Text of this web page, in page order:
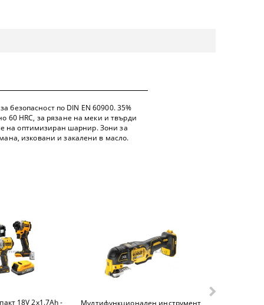
безопасност по DIN EN 60900. 35%
60 HRC, за рязане на меки и твърди
на оптимизиран шарнир. Зони за
изковани и закалени в масло.
18V 2х1.7Ah -
Мултифункционален инструмент